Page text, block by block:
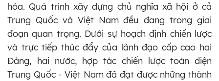
hóa. Quá trình xây dựng chủ nghĩa xã hội ở cả
Trung Quốc và Việt Nam đều đang trong giai
đoạn quan trọng. Dưới sự hoạch định chiến lược
và trực tiếp thúc đẩy của lãnh đạo cấp cao hai
Đảng, hai nước, hợp tác chiến lược toàn diện
Trung Quốc - Việt Nam đã đạt được những thành